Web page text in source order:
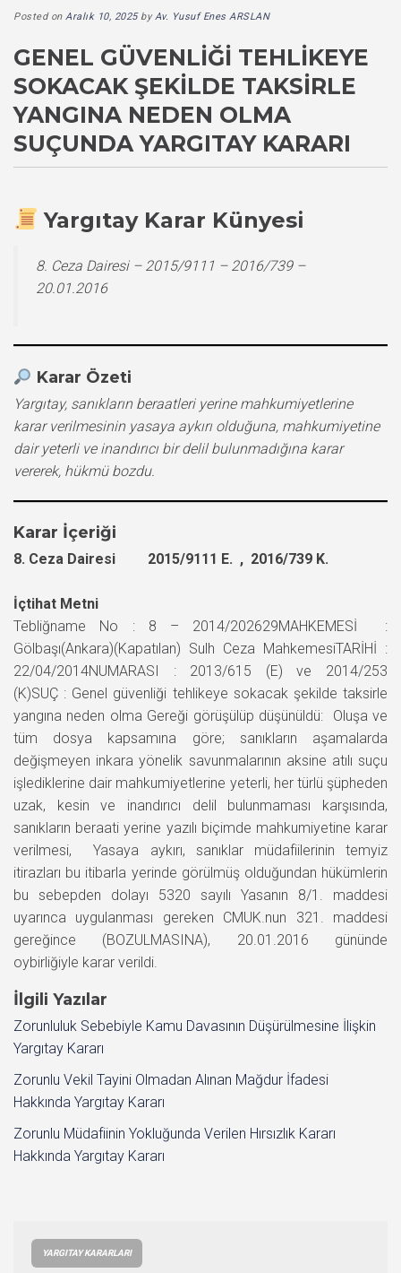
Posted on Aralık 10, 2025byAv. Yusuf Enes ARSLAN
GENEL GÜVENLIĞI TEHLIKEYE
SOKACAK ŞEKILDE TAKSIRLE
YANGINA NEDEN OLMA
SUÇUNDA YARGITAY KARARI
Yargıtay Karar Künyesi
8. Ceza Dairesi – 2015/9111 – 2016/739 –
20.01.2016
Karar Özeti
Yargıtay, sanıkların beraatleri yerine mahkumiyetlerine
karar verilmesinin yasaya aykırı olduğuna, mahkumiyetine
dair yeterli ve inandırıcı bir delil bulunmadığına karar
vererek, hükmü bozdu.
Karar İçeriği
8. Ceza Dairesi 2015/9111 E. , 2016/739 K.
İçtihat Metni
Tebliğname No : 8 – 2014/202629MAHKEMESİ :
Gölbaşı(Ankara)(Kapatılan) Sulh Ceza MahkemesiTARİHİ :
22/04/2014NUMARASI : 2013/615 (E) ve 2014/253
(K)SUÇ : Genel güvenliği tehlikeye sokacak şekilde taksirle
yangına neden olma Gereği görüşülüp düşünüldü: Oluşa ve
tüm dosya kapsamına göre; sanıkların aşamalarda
değişmeyen inkara yönelik savunmalarının aksine atılı suçu
işlediklerine dair mahkumiyetlerine yeterli, her türlü şüpheden
uzak, kesin ve inandırıcı delil bulunmaması karşısında,
sanıkların beraati yerine yazılı biçimde mahkumiyetine karar
verilmesi, Yasaya aykırı, sanıklar müdafiilerinin temyiz
itirazları bu itibarla yerinde görülmüş olduğundan hükümlerin
bu sebepden dolayı 5320 sayılı Yasanın 8/1. maddesi
uyarınca uygulanması gereken CMUK.nun 321. maddesi
gereğince (BOZULMASINA), 20.01.2016 gününde
oybirliğiyle karar verildi.
İlgili Yazılar
Zorunluluk Sebebiyle Kamu Davasının Düşürülmesine İlişkin
Yargıtay Kararı
Zorunlu Vekil Tayini Olmadan Alınan Mağdur İfadesi
Hakkında Yargıtay Kararı
Zorunlu Müdafiinin Yokluğunda Verilen Hırsızlık Kararı
Hakkında Yargıtay Kararı
YARGITAY KARARLARI